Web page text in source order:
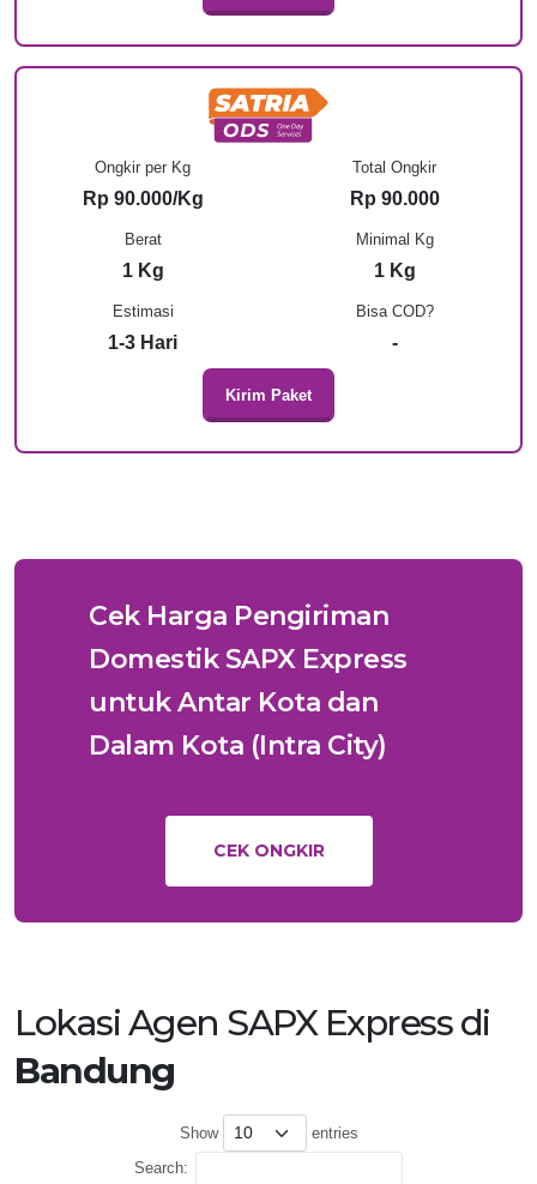
Bisa COD?
-
Ongkir per Kg
Rp 90.000/Kg
Total Ongkir
Rp 90.000
Berat
1 Kg
Minimal Kg
1 Kg
Estimasi
1-3 Hari
Kirim Paket
Cek Harga Pengiriman
Domestik SAPX Express
untuk Antar Kota dan
Dalam Kota (Intra City)
CEK ONGKIR
Lokasi Agen SAPX Express di
Bandung
Show
entries
Search: